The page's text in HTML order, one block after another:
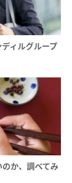
ィルグループ
か、調べてみ